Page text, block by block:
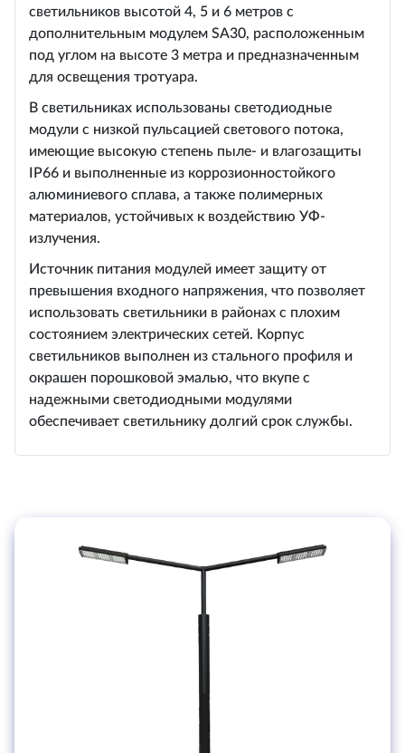
светильников высотой 4, 5 и 6 метров с
дополнительным модулем SA30, расположенным
под углом на высоте 3 метра и предназначенным
для освещения тротуара.
В светильниках использованы светодиодные
модули с низкой пульсацией светового потока,
имеющие высокую степень пыле- и влагозащиты
IP66 и выполненные из коррозионностойкого
алюминиевого сплава, а также полимерных
материалов, устойчивых к воздействию УФ-
излучения.
Источник питания модулей имеет защиту от
превышения входного напряжения, что позволяет
использовать светильники в районах с плохим
состоянием электрических сетей. Корпус
светильников выполнен из стального профиля и
окрашен порошковой эмалью, что вкупе с
надежными светодиодными модулями
обеспечивает светильнику долгий срок службы.